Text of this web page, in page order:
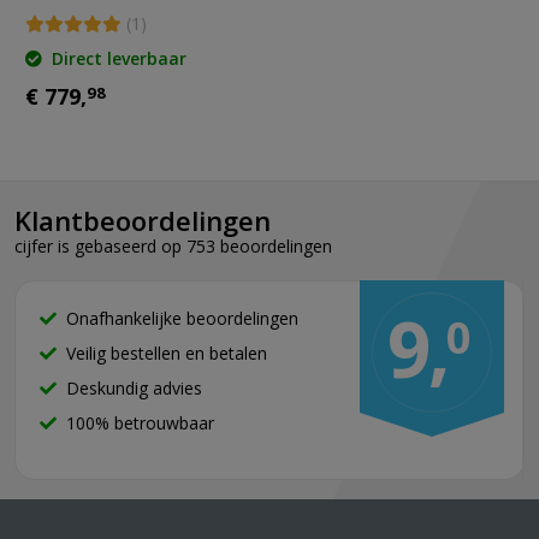
(1)
Direct leverbaar
€ 779,98
Klantbeoordelingen
cijfer is gebaseerd op 753 beoordelingen
Onafhankelijke beoordelingen
Veilig bestellen en betalen
Deskundig advies
100% betrouwbaar
9,0